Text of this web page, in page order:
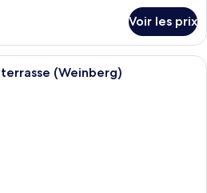
Voir les prix
Une chambre d’hôtel avec un tapis
(Weinberg)